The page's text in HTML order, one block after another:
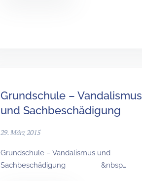
Grundschule – Vandalismus
und Sachbeschädigung
29. März 2015
Grundschule – Vandalismus und
Sachbeschädigung &nbsp…